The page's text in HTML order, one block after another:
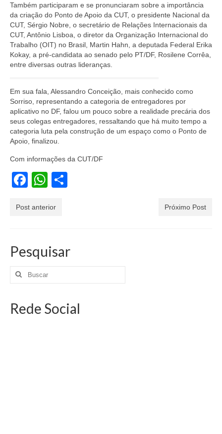
Também participaram e se pronunciaram sobre a importância
da criação do Ponto de Apoio da CUT, o presidente Nacional da
CUT, Sérgio Nobre, o secretário de Relações Internacionais da
CUT, Antônio Lisboa, o diretor da Organização Internacional do
Trabalho (OIT) no Brasil, Martin Hahn, a deputada Federal Erika
Kokay, a pré-candidata ao senado pelo PT/DF, Rosilene Corrêa,
entre diversas outras lideranças.
Em sua fala, Alessandro Conceição, mais conhecido como
Sorriso, representando a categoria de entregadores por
aplicativo no DF, falou um pouco sobre a realidade precária dos
seus colegas entregadores, ressaltando que há muito tempo a
categoria luta pela construção de um espaço como o Ponto de
Apoio, finalizou.
Com informações da CUT/DF
Facebook
WhatsApp
Post anterior Próximo Post
Pesquisar
Rede Social